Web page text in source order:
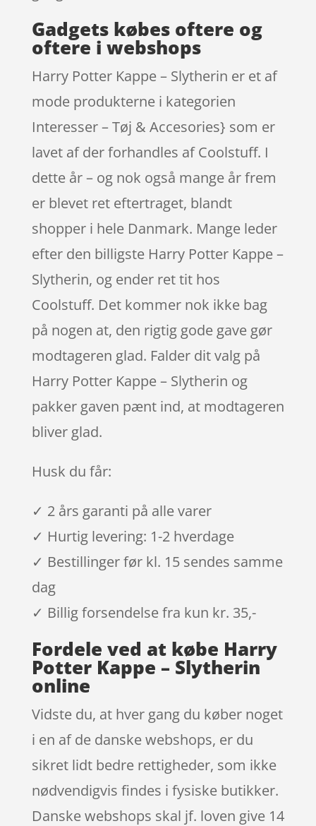
Gadgets købes oftere og
oftere i webshops
Harry Potter Kappe – Slytherin er et af
mode produkterne i kategorien
Interesser – Tøj & Accesories} som er
lavet af der forhandles af Coolstuff. I
dette år – og nok også mange år frem
er blevet ret eftertraget, blandt
shopper i hele Danmark. Mange leder
efter den billigste Harry Potter Kappe –
Slytherin, og ender ret tit hos
Coolstuff. Det kommer nok ikke bag
på nogen at, den rigtig gode gave gør
modtageren glad. Falder dit valg på
Harry Potter Kappe – Slytherin og
pakker gaven pænt ind, at modtageren
bliver glad.
Husk du får:
✓ 2 års garanti på alle varer
✓ Hurtig levering: 1-2 hverdage
✓ Bestillinger før kl. 15 sendes samme
dag
✓ Billig forsendelse fra kun kr. 35,-
Fordele ved at købe Harry
Potter Kappe – Slytherin
online
Vidste du, at hver gang du køber noget
i en af de danske webshops, er du
sikret lidt bedre rettigheder, som ikke
nødvendigvis findes i fysiske butikker.
Danske webshops skal jf. loven give 14